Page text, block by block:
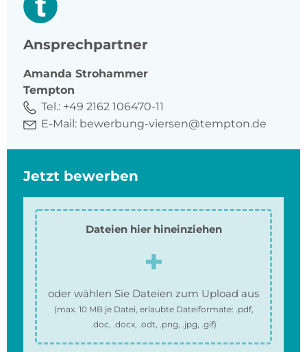
Ansprechpartner
Amanda Strohammer
Tempton
Tel.: +49 2162 106470-11
E-Mail: bewerbung-viersen@tempton.de
Jetzt bewerben
Dateien hier hineinziehen
oder wählen Sie Dateien zum Upload aus
(max. 10 MBje Datei, erlaubte Dateiformate: .pdf,
.doc, .docx, .odt, .png, .jpg, .gif)